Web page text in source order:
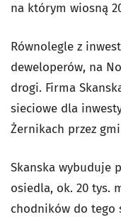
na którym wiosną
Równolegle z
deweloperów, na
drogi. Firma
sieciowe dla
Żernikach przez
Skanska wybuduje
osiedla, ok. 20 tys.
chodników do tego